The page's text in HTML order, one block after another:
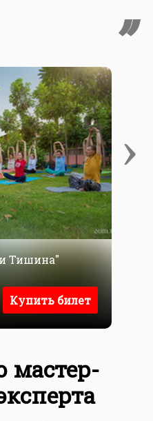
›
Тишина"
Купить билет
мастер-